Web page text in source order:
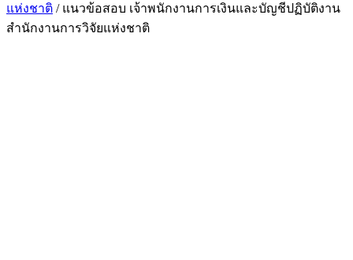
แห่งชาติ / แนวข้อสอบ เจ้าพนักงานการเงินและบัญชีปฏิบัติงาน
สำนักงานการวิจัยแห่งชาติ